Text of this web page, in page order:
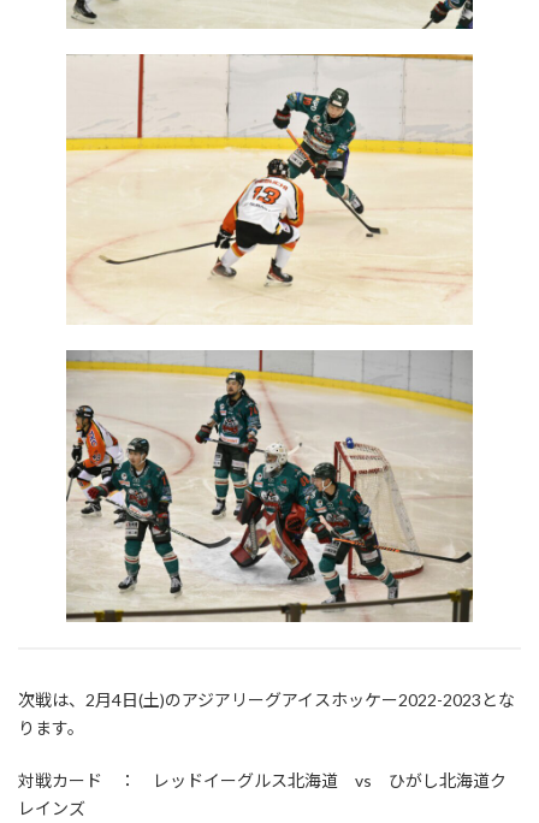
次戦は、2月4日(土)のアジアリーグアイスホッケー2022-2023とな
ります。
対戦カード ： レッドイーグルス北海道 vs ひがし北海道ク
レインズ